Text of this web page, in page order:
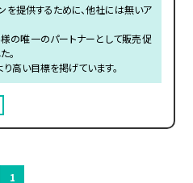
を提供するために、他社には無いア
の唯一のパートナーとして販売促
。
高い目標を掲げています。
1